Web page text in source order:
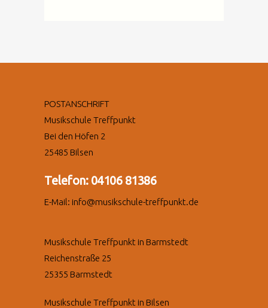
POSTANSCHRIFT
Musikschule Treffpunkt
Bei den Höfen 2
25485 Bilsen
Telefon: 04106 81386
E-Mail: info@musikschule-treffpunkt.de
Musikschule Treffpunkt in Barmstedt
Reichenstraße 25
25355 Barmstedt
Musikschule Treffpunkt in Bilsen